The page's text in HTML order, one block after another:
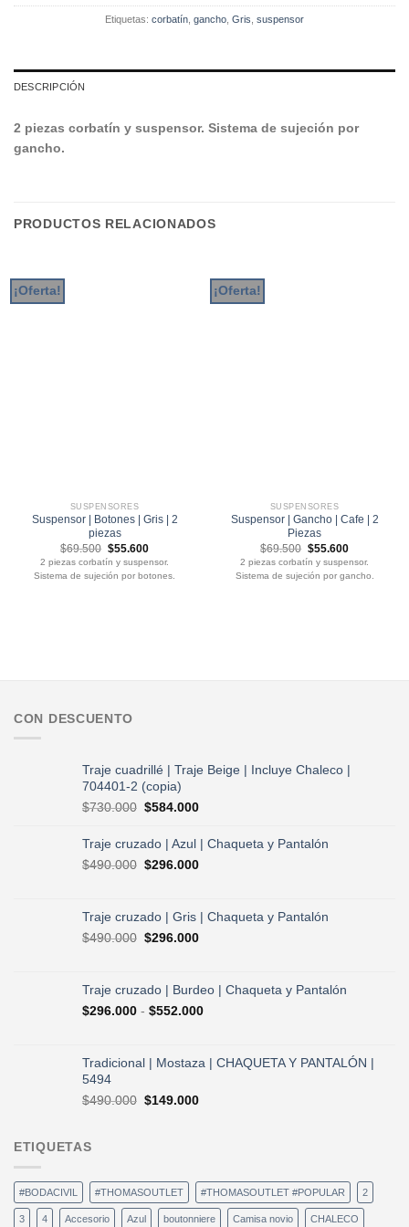
Etiquetas: corbatín gancho Gris suspensor
DESCRIPCIÓN
2 piezas corbatín y suspensor. Sistema de sujeción por
gancho.
PRODUCTOS RELACIONADOS
¡Oferta!
SUSPENSORES
Suspensor | Botones | Gris | 2
piezas
$69.500 El
precio
original
era:
$55.600El
actual
es:
2 piezas corbatín y suspensor.
Sistema de sujeción por botones.
¡Oferta!
SUSPENSORES
Suspensor | Gancho | Cafe | 2
Piezas
$69.500 El
precio
original
era:
$55.600El
actual
es:
2 piezas corbatín y suspensor.
Sistema de sujeción por gancho.
CON DESCUENTO
Traje cuadrillé | Traje Beige | Incluye Chaleco |
704401-2 (copia)
$730.000 El
original
era:
$730.000.
$584.000El
actual
es:
Traje cruzado | Azul | Chaqueta y Pantalón
$490.000 El
era:
$490.000.
$296.000El
es:
Traje cruzado | Gris | Chaqueta y Pantalón
$490.000 El
era:
$490.000.
$296.000El
es:
Traje cruzado | Burdeo | Chaqueta y Pantalón
$296.000 - $552.000Rango
desde
Tradicional | Mostaza | CHAQUETA Y PANTALÓN |
5494
$490.000 El
$149.000El
ETIQUETAS
#BODACIVIL #THOMASOUTLET #THOMASOUTLET #POPULAR 2
3 4 Accesorio Azul boutonniere Camisa novio CHALECO